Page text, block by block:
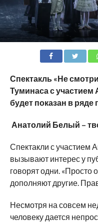
Спектакль «Не
Туминаса с участием
будет показан в ряде
Анатолий Белый –
Спектакли с участием
вызывают интерес у
говорят одни. «Просто
дополняют другие.
Несмотря на совсем
человеку дается